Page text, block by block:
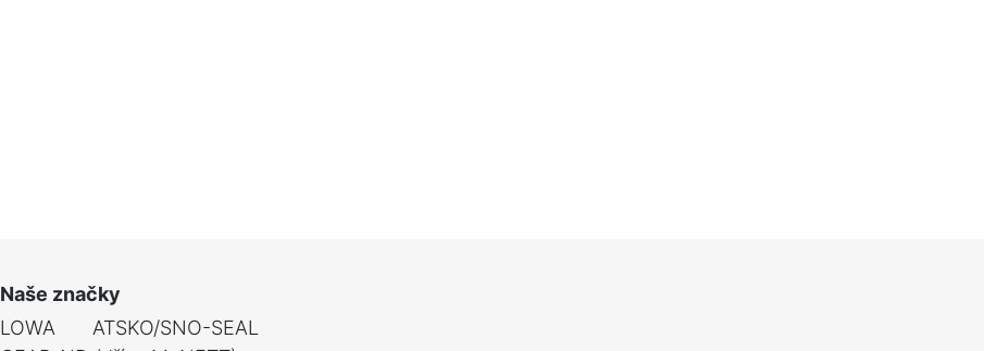
Naše značky
LOWA
ATSKO/SNO-SEAL